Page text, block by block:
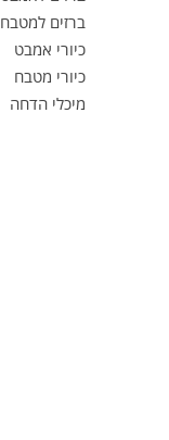
ברזים למטבח
כיורי אמבט
כיורי מטבח
מיכלי הדחה